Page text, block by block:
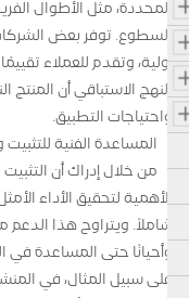
المحددة، مثل الأطوال
السطوع. توفر بعض الشركات
أولية، وتقدم للعملاء
النهج الاستباقي أن المنتج
واحتياجات التطبيق.
المساعدة الفنية للتثبيت
الأهمية لتحقيق الأداء
شاملاً. ويتراوح هذا الدعم
وأحيانًا حتى المساعدة في
على سبيل المثال، في